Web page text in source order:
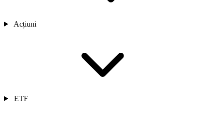
Acțiuni
ETF